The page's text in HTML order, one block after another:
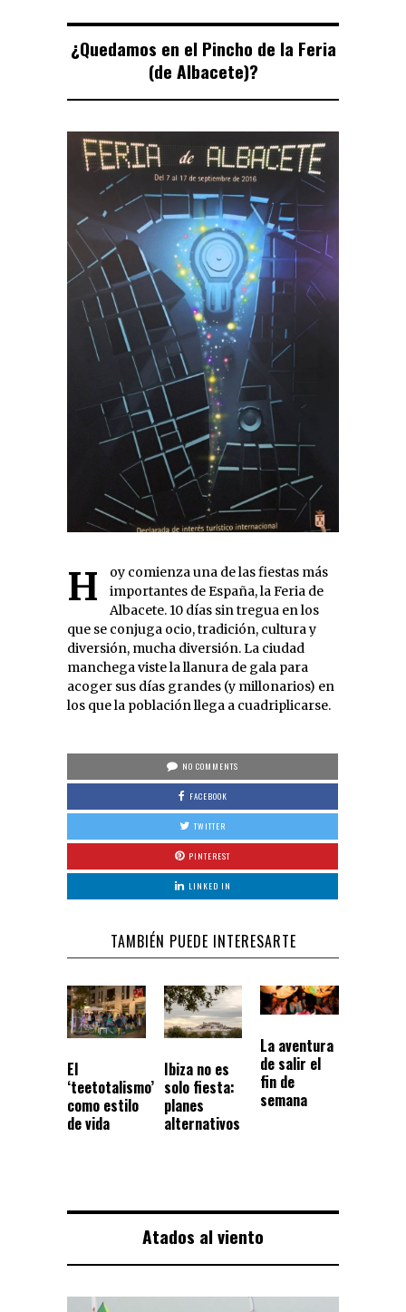
¿Quedamos en el Pincho de la Feria
(de Albacete)?
Hoy comienza una de las fiestas más
importantes de España, la Feria de
Albacete. 10 días sin tregua en los
que se conjuga ocio, tradición, cultura y
diversión, mucha diversión. La ciudad
manchega viste la llanura de gala para
acoger sus días grandes (y millonarios) en
los que la población llega a cuadriplicarse.
NO COMMENTS
FACEBOOK
TWITTER
PINTEREST
LINKED IN
TAMBIÉN PUEDE INTERESARTE
El
‘teetotalismo’
como estilo
de vida
Ibiza no es
solo fiesta:
planes
alternativos
La aventura
de salir el
fin de
semana
Atados al viento